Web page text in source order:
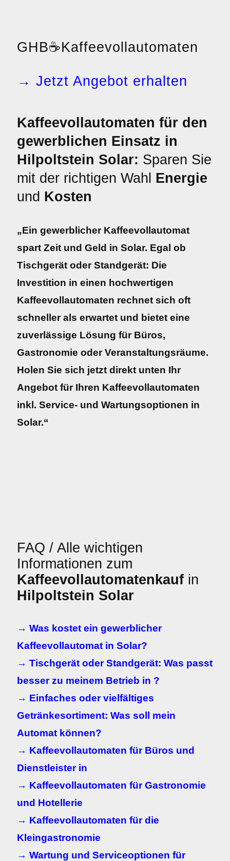
GHB☕Kaffeevollautomaten
→ Jetzt Angebot erhalten
Kaffeevollautomaten für den
gewerblichen Einsatz in
Hilpoltstein Solar: Sparen Sie
mit der richtigen Wahl Energie
und Kosten
„Ein gewerblicher Kaffeevollautomat
spart Zeit und Geld in Solar. Egal ob
Tischgerät oder Standgerät: Die
Investition in einen hochwertigen
Kaffeevollautomaten rechnet sich oft
schneller als erwartet und bietet eine
zuverlässige Lösung für Büros,
Gastronomie oder Veranstaltungsräume.
Holen Sie sich jetzt direkt unten Ihr
Angebot für Ihren Kaffeevollautomaten
inkl. Service- und Wartungsoptionen in
Solar.“
FAQ / Alle wichtigen
Informationen zum
Kaffeevollautomatenkauf in
Hilpoltstein Solar
→ Was kostet ein gewerblicher
Kaffeevollautomat in Solar?
→ Tischgerät oder Standgerät: Was passt
besser zu meinem Betrieb in ?
→ Einfaches oder vielfältiges
Getränkesortiment: Was soll mein
Automat können?
→ Kaffeevollautomaten für Büros und
Dienstleister in
→ Kaffeevollautomaten für Gastronomie
und Hotellerie
→ Kaffeevollautomaten für die
Kleingastronomie
→ Wartung und Serviceoptionen für